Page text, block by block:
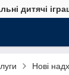
дитячі
Нові